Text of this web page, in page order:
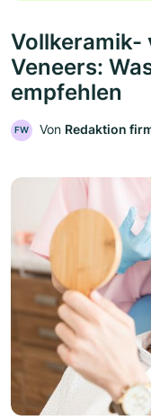
Vollkeramik-
Veneers:
empfehlen
FW Von Redaktion